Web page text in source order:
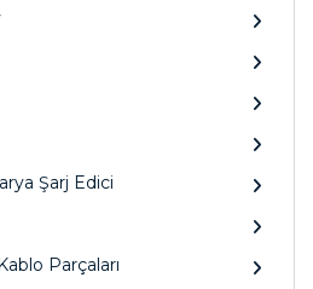
Şarj Edici
Parçaları